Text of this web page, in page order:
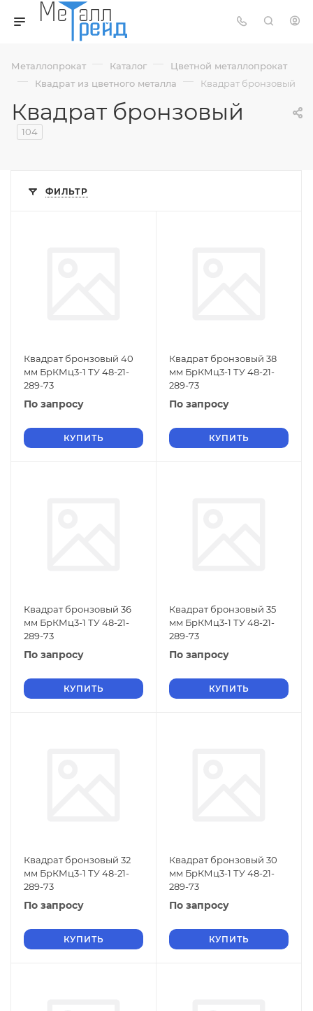
Металлопрокат — Каталог — Цветной металлопрокат
— Квадрат из цветного металла — Квадрат бронзовый
Квадрат бронзовый
104
ФИЛЬТР
Квадрат бронзовый 40
мм БрКМц3-1 ТУ 48-21-
289-73
По запросу
КУПИТЬ
Квадрат бронзовый 38
мм БрКМц3-1 ТУ 48-21-
289-73
По запросу
КУПИТЬ
Квадрат бронзовый 36
мм БрКМц3-1 ТУ 48-21-
289-73
По запросу
КУПИТЬ
Квадрат бронзовый 35
мм БрКМц3-1 ТУ 48-21-
289-73
По запросу
КУПИТЬ
Квадрат бронзовый 32
мм БрКМц3-1 ТУ 48-21-
289-73
По запросу
КУПИТЬ
Квадрат бронзовый 30
мм БрКМц3-1 ТУ 48-21-
289-73
По запросу
КУПИТЬ